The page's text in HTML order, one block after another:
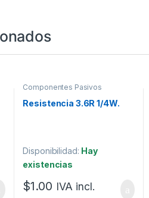
Componentes Pasivos
Resistencia 3.6R 1/4W.
Disponibilidad: Hay
existencias
$1.00 IVA incl.